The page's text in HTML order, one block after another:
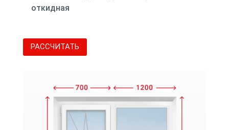
откидная
РАССЧИТАТЬ